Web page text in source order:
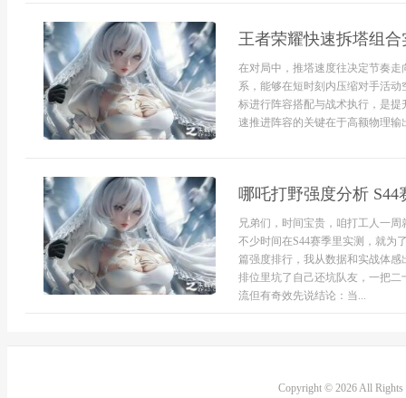
王者荣耀快速拆塔组
在对局中，推塔速度往决定节奏
系，能够在短时刻内压缩对手活
标进行阵容搭配与战术执行，是
速推进阵容的关键在于高额物理
哪吒打野强度分析
兄弟们，时间宝贵，咱打工人一
不少时间在S44赛季里实测，就为
篇强度排行，我从数据和实战体
排位里坑了自己还坑队友，一把
流但有奇效先说结论：当...
Copyright © 2026 All